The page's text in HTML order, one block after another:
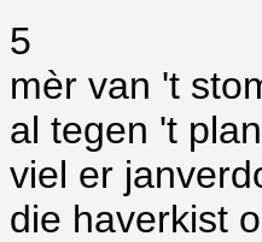
5
mèr van 't
al tegen 't
viel er
die haverkist